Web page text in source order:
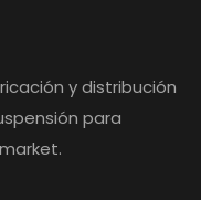
y distribución
para